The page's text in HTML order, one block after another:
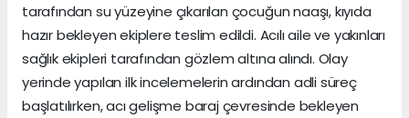
tarafından su yüzeyine çıkarılan çocuğun naaşı, kıyıda
hazır bekleyen ekiplere teslim edildi. Acılı aile ve yakınları
sağlık ekipleri tarafından gözlem altına alındı. Olay
yerinde yapılan ilk incelemelerin ardından adli süreç
başlatılırken, acı gelişme baraj çevresinde bekleyen